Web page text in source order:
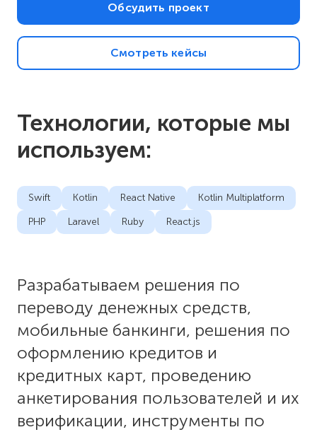
Обсудить проект
Смотреть кейсы
Технологии, которые мы
используем:
Swift Kotlin React Native
Kotlin Multiplatform
PHP
Laravel Ruby React.js
Разрабатываем решения по
переводу денежных средств,
мобильные банкинги, решения по
оформлению кредитов и
кредитных карт, проведению
анкетирования пользователей и их
верификации, инструменты по